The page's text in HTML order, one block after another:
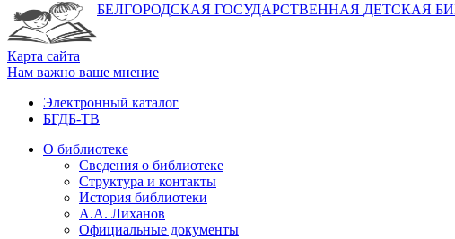
БЕЛГОРОДСКАЯ ГОСУДАРСТВЕННАЯ ДЕТСКАЯ
Карта сайта
Нам важно ваше мнение
Электронный каталог
БГДБ-ТВ
О библиотеке
Сведения о библиотеке
Структура и контакты
История библиотеки
А.А. Лиханов
Официальные документы